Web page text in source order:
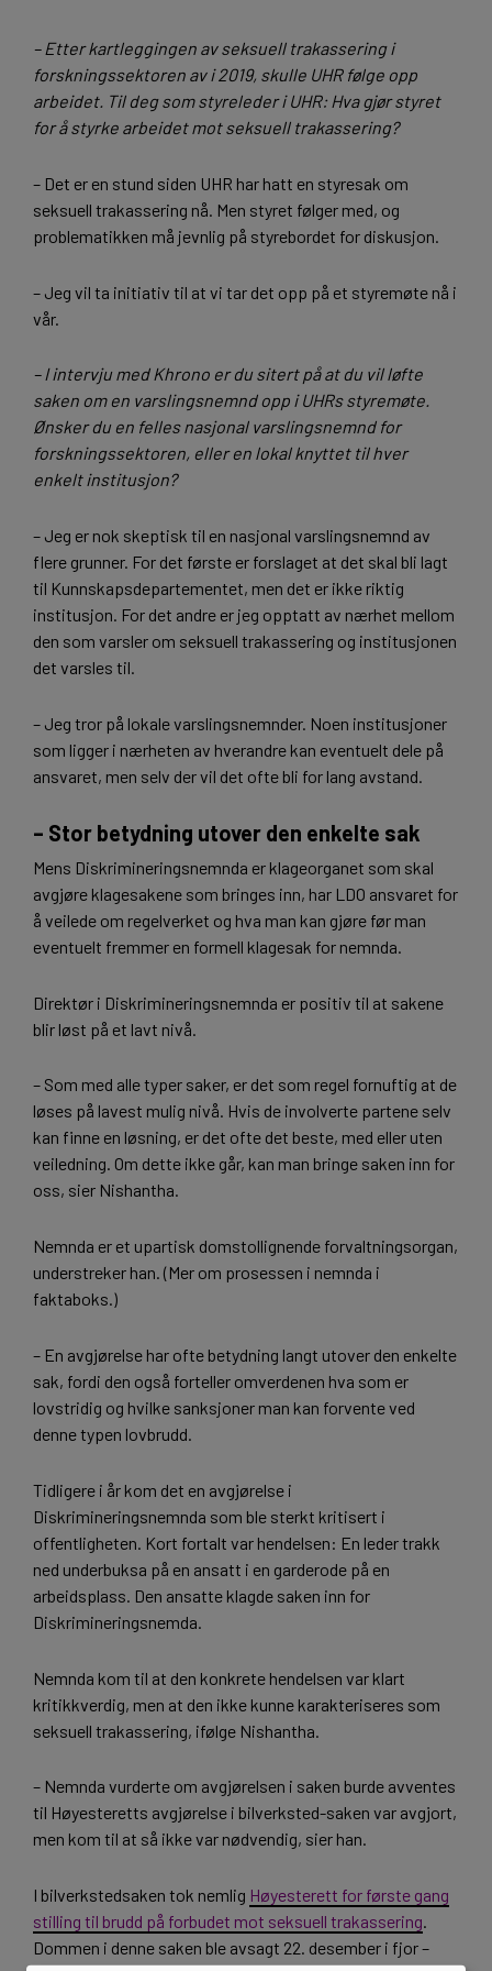
– Etter kartleggingen av seksuell trakassering i
forskningssektoren av i 2019, skulle UHR følge opp
arbeidet. Til deg som styreleder i UHR: Hva gjør styret
for å styrke arbeidet mot seksuell trakassering?
– Det er en stund siden UHR har hatt en styresak om
seksuell trakassering nå. Men styret følger med, og
problematikken må jevnlig på styrebordet for diskusjon.
– Jeg vil ta initiativ til at vi tar det opp på et styremøte nå i
vår.
– I intervju med Khrono er du sitert på at du vil løfte
saken om en varslingsnemnd opp i UHRs styremøte.
Ønsker du en felles nasjonal varslingsnemnd for
forskningssektoren, eller en lokal knyttet til hver
enkelt institusjon?
– Jeg er nok skeptisk til en nasjonal varslingsnemnd av
flere grunner. For det første er forslaget at det skal bli lagt
til Kunnskapsdepartementet, men det er ikke riktig
institusjon. For det andre er jeg opptatt av nærhet mellom
den som varsler om seksuell trakassering og institusjonen
det varsles til.
– Jeg tror på lokale varslingsnemnder. Noen institusjoner
som ligger i nærheten av hverandre kan eventuelt dele på
ansvaret, men selv der vil det ofte bli for lang avstand.
– Stor betydning utover den enkelte sak
Mens Diskrimineringsnemnda er klageorganet som skal
avgjøre klagesakene som bringes inn, har LDO ansvaret for
å veilede om regelverket og hva man kan gjøre før man
eventuelt fremmer en formell klagesak for nemnda.
Direktør i Diskrimineringsnemnda er positiv til at sakene
blir løst på et lavt nivå.
– Som med alle typer saker, er det som regel fornuftig at de
løses på lavest mulig nivå. Hvis de involverte partene selv
kan finne en løsning, er det ofte det beste, med eller uten
veiledning. Om dette ikke går, kan man bringe saken inn for
oss, sier Nishantha.
Nemnda er et upartisk domstollignende forvaltningsorgan,
understreker han. (Mer om prosessen i nemnda i
faktaboks.)
– En avgjørelse har ofte betydning langt utover den enkelte
sak, fordi den også forteller omverdenen hva som er
lovstridig og hvilke sanksjoner man kan forvente ved
denne typen lovbrudd.
Tidligere i år kom det en avgjørelse i
Diskrimineringsnemnda som ble sterkt kritisert i
offentligheten. Kort fortalt var hendelsen: En leder trakk
ned underbuksa på en ansatt i en garderode på en
arbeidsplass. Den ansatte klagde saken inn for
Diskrimineringsnemda.
Nemnda kom til at den konkrete hendelsen var klart
kritikkverdig, men at den ikke kunne karakteriseres som
seksuell trakassering, ifølge Nishantha.
– Nemnda vurderte om avgjørelsen i saken burde avventes
til Høyesteretts avgjørelse i bilverksted-saken var avgjort,
men kom til at så ikke var nødvendig, sier han.
I bilverkstedsaken tok nemlig Høyesterett for første gang
stilling til brudd på forbudet mot seksuell trakassering.
Dommen i denne saken ble avsagt 22. desember i fjor –